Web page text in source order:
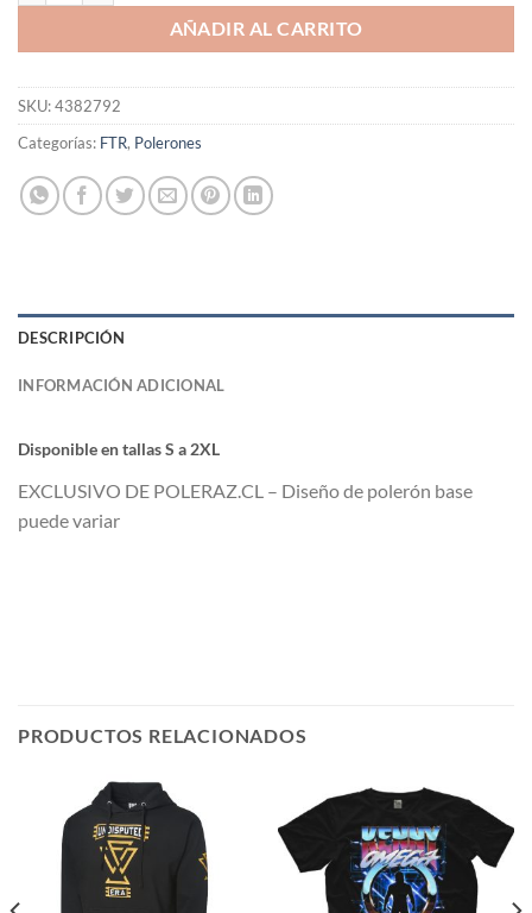
AÑADIR AL CARRITO
SKU:4382792
Categorías: FTR, Polerones
DESCRIPCIÓN
INFORMACIÓN ADICIONAL
Disponible en tallas S a 2XL
EXCLUSIVO DE POLERAZ.CL – Diseño de polerón base
puede variar
PRODUCTOS RELACIONADOS